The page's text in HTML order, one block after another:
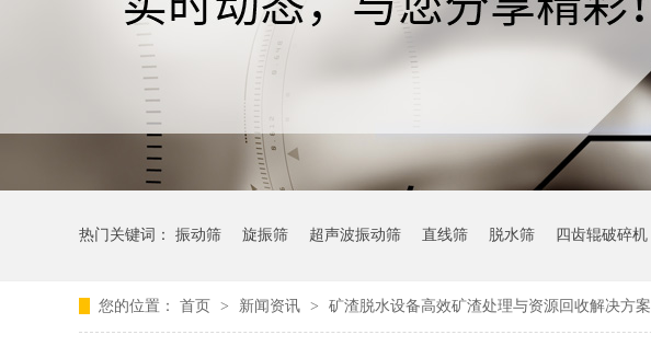
热门关键词： 振动筛 旋振筛 超声波振动筛 直线筛 脱水筛 四齿辊破碎机
您的位置： 首页 > 新闻资讯 > 矿渣脱水设备高效矿渣处理与资源回收解决方案